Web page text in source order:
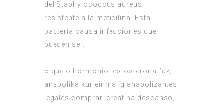
del Staphylococcus aureus
resistente a la meticilina. Esta
bacteria causa infecciones que
pueden ser.
o que o hormonio testosterona faz,
anabolika kur einmalig anabolizantes
legales comprar, creatina descanso,